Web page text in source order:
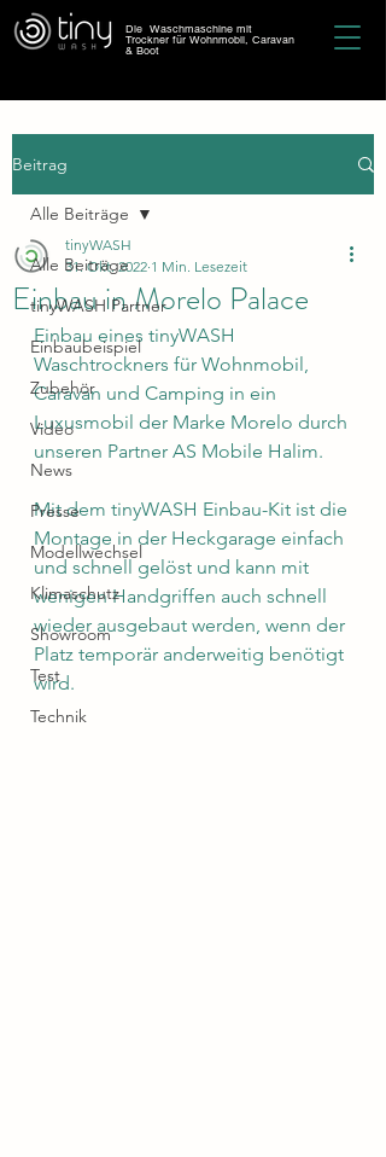
Die Waschmaschine mit
Trockner für Wohnmobil, Caravan
& Boot
Beitrag
Alle Beiträge
tinyWASH Partner
Einbaubeispiel
Zubehör
Video
News
Presse
Modellwechsel
Klimaschutz
Showroom
Test
Technik
Alle Beiträge
Einbau in Morelo Palace
tinyWASH
31. Okt. 2022 1 Min. Lesezeit
Einbau eines tinyWASH
Waschtrockners für Wohnmobil,
Caravan und Camping in ein
Luxusmobil der Marke Morelo durch
unseren Partner AS Mobile Halim.
Mit dem tinyWASH Einbau-Kit ist die
Montage in der Heckgarage einfach
und schnell gelöst und kann mit
wenigen Handgriffen auch schnell
wieder ausgebaut werden, wenn der
Platz temporär anderweitig benötigt
wird.